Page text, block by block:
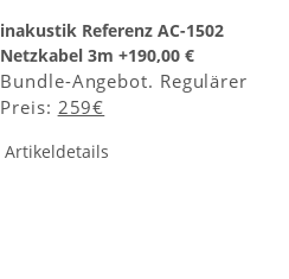
inakustik Referenz AC-1502
Netzkabel 3m+190,00 €
Bundle-Angebot. Regulärer
Preis: 259€
Artikeldetails